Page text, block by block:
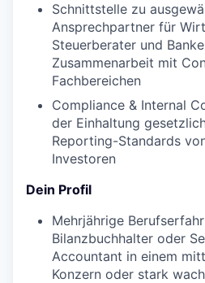
Schnittstelle zu
Ansprechpartner für
Steuerberater und
Zusammenarbeit mit
Fachbereichen
Compliance & Internal
der Einhaltung
Reporting-Standards
Investoren
Dein Profil
Mehrjährige
Bilanzbuchhalter oder
Accountant in einem
Konzern oder stark